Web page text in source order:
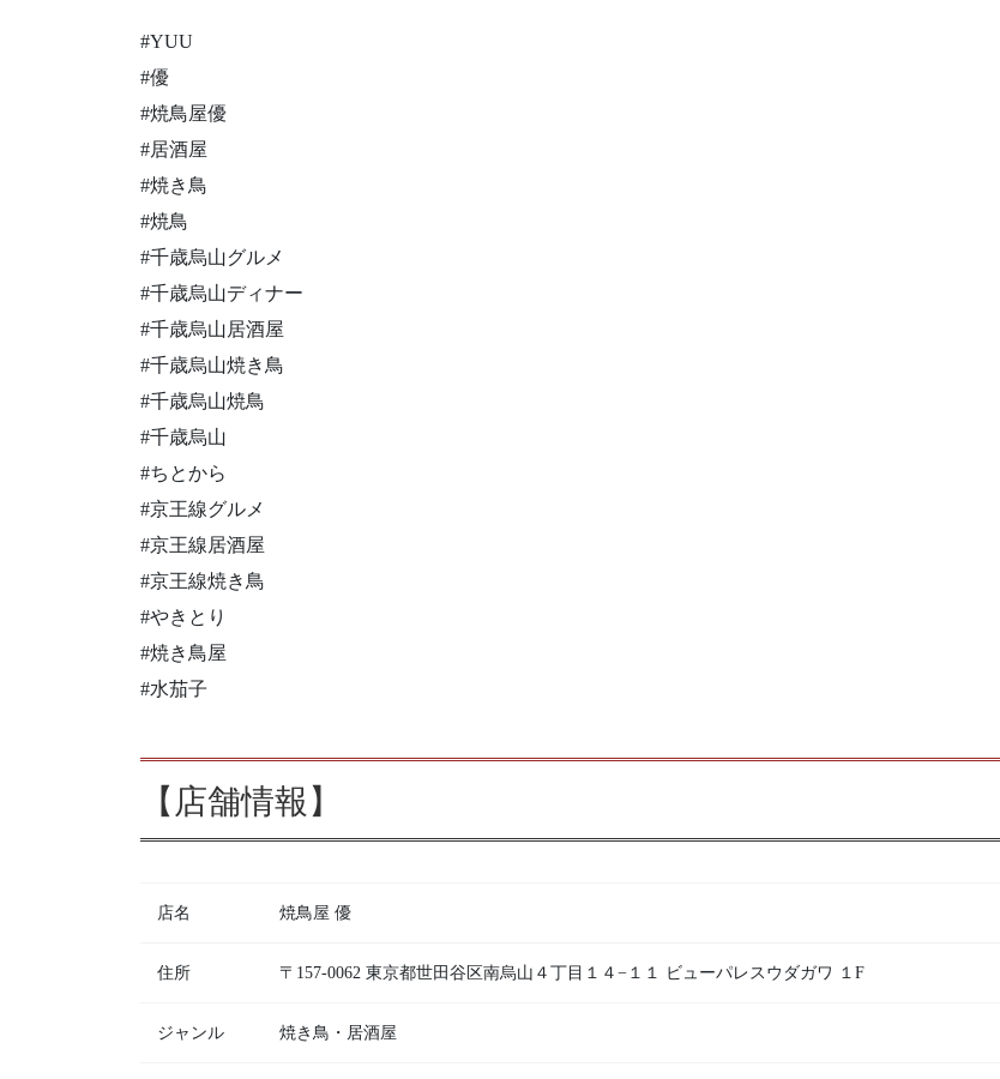
#YUU
#優
#焼鳥屋優
#居酒屋
#焼き鳥
#焼鳥
#千歳烏山グルメ
#千歳烏山ディナー
#千歳烏山居酒屋
#千歳烏山焼き鳥
#千歳烏山焼鳥
#千歳烏山
#ちとから
#京王線グルメ
#京王線居酒屋
#京王線焼き鳥
#やきとり
#焼き鳥屋
#水茄子
【店舗情報】
店名 焼鳥屋 優
住所 〒157-0062 東京都世田谷区南烏山４丁目１４−１１ ビューパレスウダガワ １F
ジャンル 焼き鳥・居酒屋